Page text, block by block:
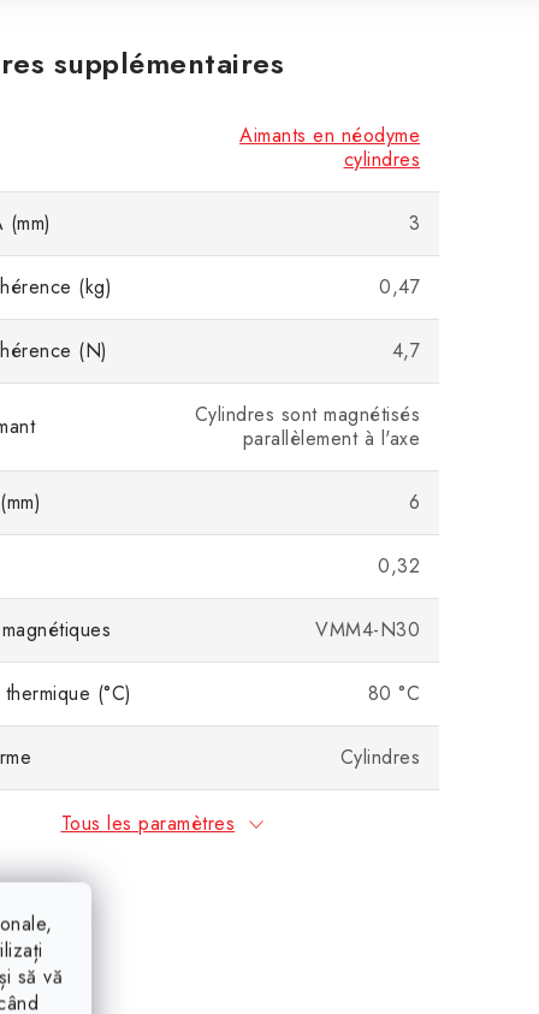
să vă
supplémentaires
Aimants en néodyme
cylindres
3
(kg) 0,47
(N) 4,7
Cylindres sont magnétisés
parallèlement à l'axe
6
0,32
VMM4-N30
(°C) 80 °C
Cylindres
Tous les paramètres